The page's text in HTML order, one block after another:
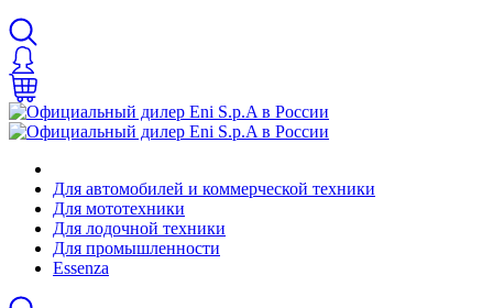
Для автомобилей и коммерческой техники
Для мототехники
Для лодочной техники
Для промышленности
Essenza